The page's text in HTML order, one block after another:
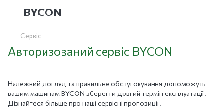
BYCON
Cервіс
Авторизований сервіс BYCON
Належний догляд та правильне обслуговування допоможуть
вашим машинам BYCON зберегти довгий термін експлуатації.
Дізнайтеся більше про наші сервісні пропозиції.